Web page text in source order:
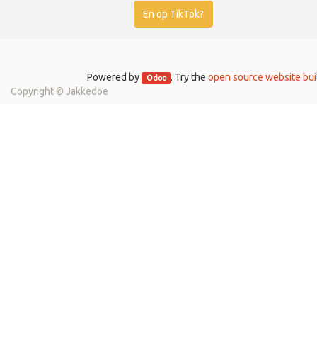
En op TikTok?
Powered by Odoo . Try the open source website
Copyright © Jakkedoe